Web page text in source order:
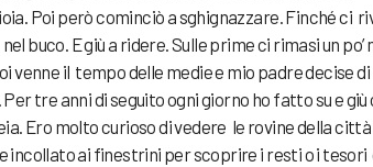
Poi però cominciò a sghignazzare. Finché ci
buco. E giù a ridere. Sulle prime ci rimasi un po’
venne il tempo delle medie e mio padre decise di
tre anni di seguito ogni giorno ho fatto su e giù
Ero molto curioso di vedere le rovine della città
incollato ai finestrini per scoprire i resti o i tesori